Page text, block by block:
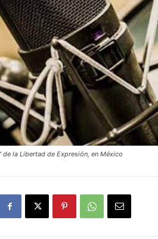
de la Libertad de Expresión, en México